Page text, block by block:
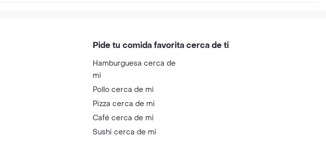
Pide tu comida favorita cerca de ti
Hamburguesa cerca de
mi
Pollo cerca de mi
Pizza cerca de mi
Café cerca de mi
Sushi cerca de mi